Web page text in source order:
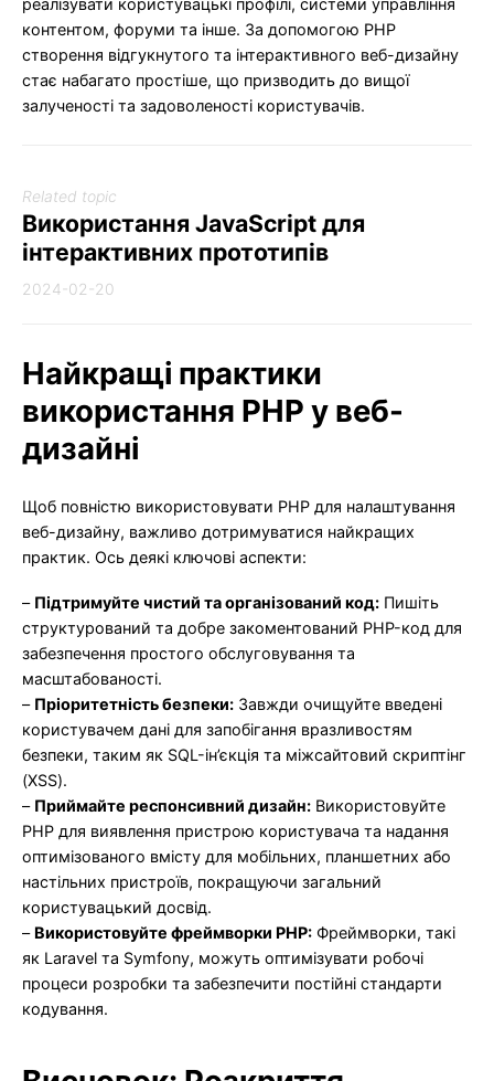
контентом, форуми та інше. За допомогою PHP
створення відгукнутого та інтерактивного веб-дизайну
стає набагато простіше, що призводить до вищої
залученості та задоволеності користувачів.
Related topic
Використання JavaScript для
інтерактивних прототипів
2024-02-20
Найкращі практики
використання PHP у веб-
дизайні
Щоб повністю використовувати PHP для налаштування
веб-дизайну, важливо дотримуватися найкращих
практик. Ось деякі ключові аспекти:
– Підтримуйте чистий та організований код: Пишіть
структурований та добре закоментований PHP-код для
забезпечення простого обслуговування та
масштабованості.
– Пріоритетність безпеки: Завжди очищуйте введені
користувачем дані для запобігання вразливостям
безпеки, таким як SQL-ін’єкція та міжсайтовий скриптінг
(XSS).
– Приймайте респонсивний дизайн: Використовуйте
PHP для виявлення пристрою користувача та надання
оптимізованого вмісту для мобільних, планшетних або
настільних пристроїв, покращуючи загальний
користувацький досвід.
– Використовуйте фреймворки PHP: Фреймворки, такі
як Laravel та Symfony, можуть оптимізувати робочі
процеси розробки та забезпечити постійні стандарти
кодування.